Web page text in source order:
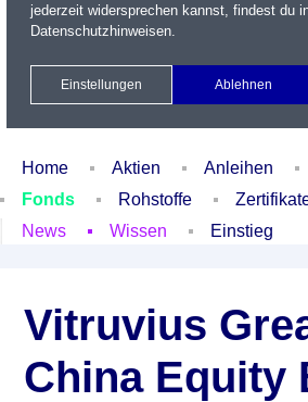
Xetra Realtime
Watchlist Portfolio
Home Aktien Anleihen
Fonds
Rohstoffe
News
Wissen Einstieg
Vitruvius
China Equity
jederzeit widersprechen kannst, findest du
Datenschutzhinweisen.
Einstellungen Ablehnen